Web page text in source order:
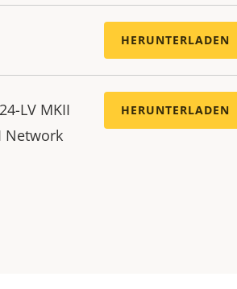
HERUNTERLADEN
LV MKII
Network
HERUNTERLADEN